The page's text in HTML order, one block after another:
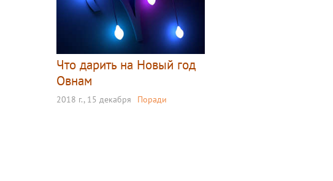
Что дарить на Новый год
Овнам
2018 г., 15 декабря Поради